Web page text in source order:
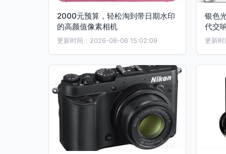
2000元预算，轻松淘到带日期水印
的高颜值像素相机
更新时间：2026-08-06 15:02:09
银色
代交
更新